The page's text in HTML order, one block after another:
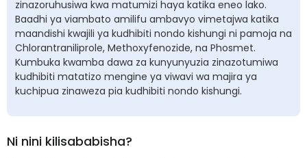
zinazoruhusiwa kwa matumizi haya katika eneo lako.
Baadhi ya viambato amilifu ambavyo vimetajwa katika
maandishi kwajili ya kudhibiti nondo kishungi ni pamoja na
Chlorantraniliprole, Methoxyfenozide, na Phosmet.
Kumbuka kwamba dawa za kunyunyuzia zinazotumiwa
kudhibiti matatizo mengine ya viwavi wa majira ya
kuchipua zinaweza pia kudhibiti nondo kishungi.
Ni nini kilisababisha?